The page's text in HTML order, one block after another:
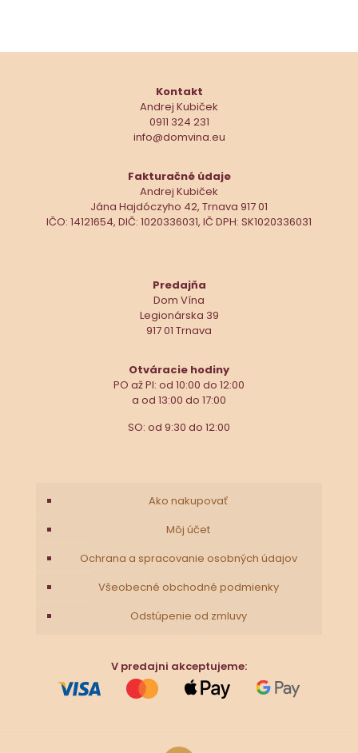
Kontakt
Andrej Kubiček
0911 324 231
info@domvina.eu
Fakturačné údaje
Andrej Kubiček
Jána Hajdóczyho 42, Trnava 917 01
IČO: 14121654, DIČ: 1020336031, IČ DPH: SK1020336031
Predajňa
Dom Vína
Legionárska 39
917 01 Trnava
Otváracie hodiny
PO až PI: od 10:00 do 12:00
a od 13:00 do 17:00
SO: od 9:30 do 12:00
Ako nakupovať
Môj účet
Ochrana a spracovanie osobných údajov
Všeobecné obchodné podmienky
Odstúpenie od zmluvy
V predajni akceptujeme: